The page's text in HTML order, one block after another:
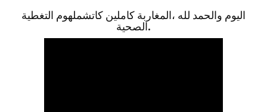
اليوم والحمد لله ،المغاربة كاملين كاتشملهوم التغطية
الصحية.